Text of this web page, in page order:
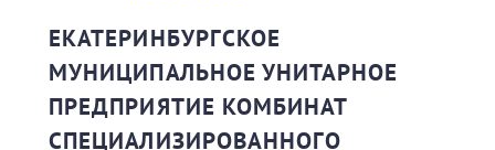
ЕКАТЕРИНБУРГСКОЕ
МУНИЦИПАЛЬНОЕ УНИТАРНОЕ
ПРЕДПРИЯТИЕ КОМБИНАТ
СПЕЦИАЛИЗИРОВАННОГО